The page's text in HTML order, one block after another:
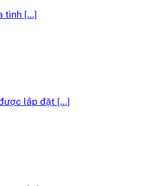
tình […]
lắp đặt […]